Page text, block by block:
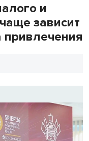
и
зависит
привлечения